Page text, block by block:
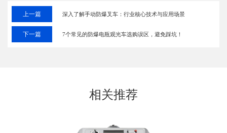
上一篇 深入了解手动防爆叉车：行业核心技术与应用场景
下一篇 7个常见的防爆电瓶观光车选购误区，避免踩坑！
相关推荐